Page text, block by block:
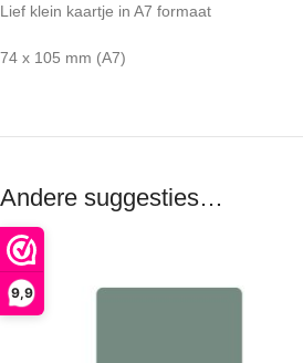
9,9
Lief klein kaartje in A7 formaat
74 x 105 mm (A7)
Andere suggesties…